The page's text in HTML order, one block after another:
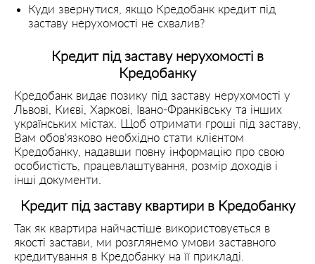
Куди звернутися, якщо Кредобанк кредит під
заставу нерухомості не схвалив?
Кредит під заставу нерухомості в
Кредобанку
Кредобанк видає позику під заставу нерухомості у
Львові, Києві, Харкові, Івано-Франківську та інших
українських містах. Щоб отримати гроші під заставу,
Вам обов'язково необхідно стати клієнтом
Кредобанку, надавши повну інформацію про свою
особистість, працевлаштування, розмір доходів і
інші документи.
Кредит під заставу квартири в Кредобанку
Так як квартира найчастіше використовується в
якості застави, ми розглянемо умови заставного
кредитування в Кредобанку на її прикладі.